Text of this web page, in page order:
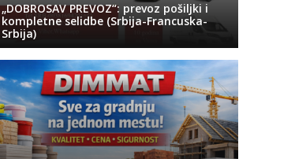
„DOBROSAV PREVOZ“: prevoz pošiljki i
kompletne selidbe (Srbija-Francuska-
Srbija)